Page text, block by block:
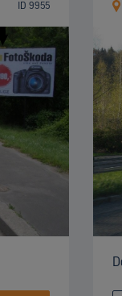
ID 9955